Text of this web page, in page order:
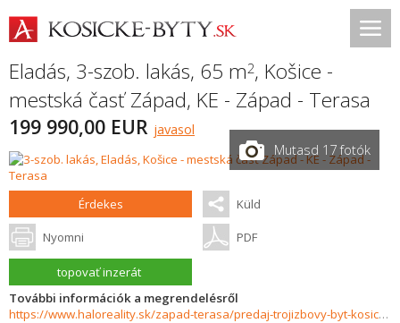
Eladás, 3-szob. lakás, 65 m2, Košice -
mestská časť Západ, KE - Západ - Terasa
199 990,00 EUR javasol
Mutasd 17 fotók
Érdekes Küld
Nyomni PDF
topovať inzerát
További információk a megrendelésről
https://www.haloreality.sk/zapad-terasa/predaj-trojizbovy-byt-kosice-zapad---terasa/72999